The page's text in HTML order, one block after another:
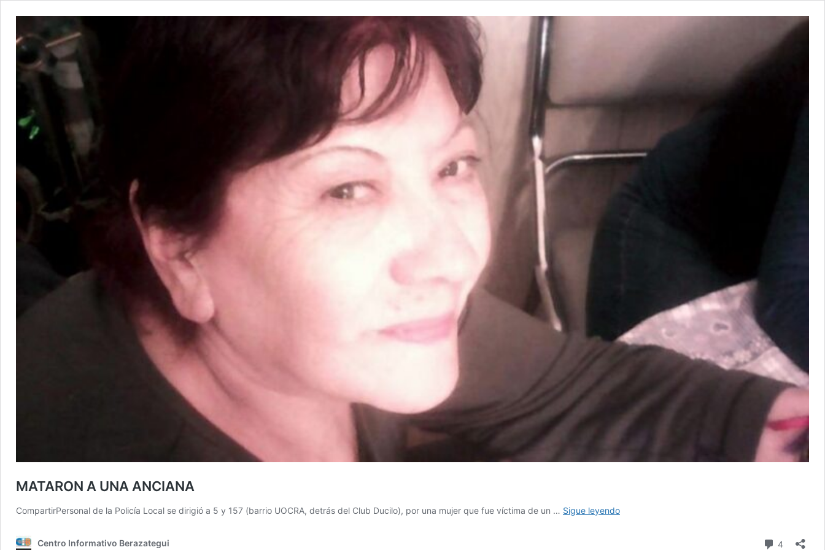
MATARON A UNA ANCIANA
CompartirPersonal de la Policía Local se dirigió a 5 y 157 (barrio UOCRA, detrás del Club Ducilo), por una mujer que fue víctima de un … Sigue leyendoMATARON
Centro Informativo Berazategui 4